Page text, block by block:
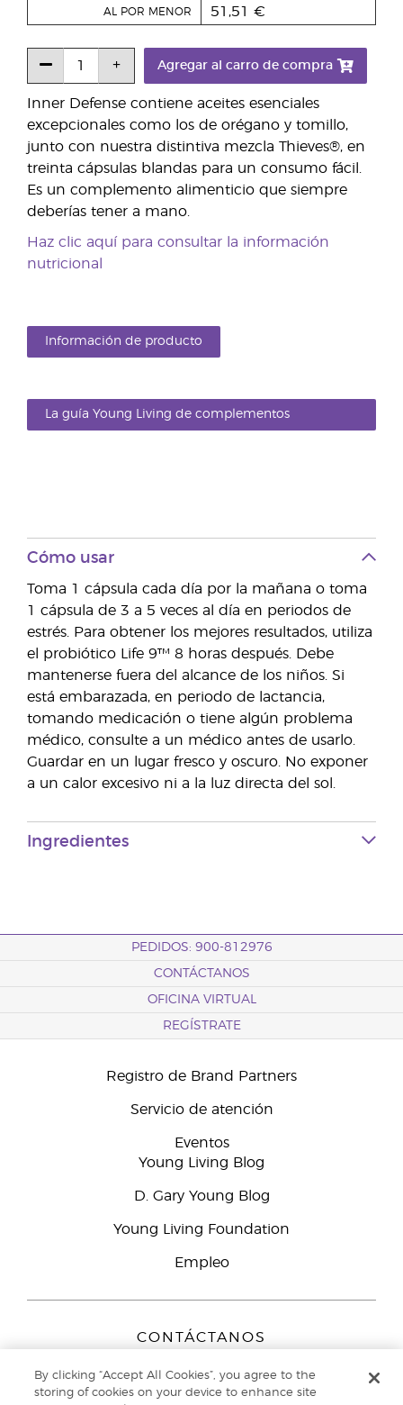
Inner Defense contiene aceites esenciales
excepcionales como los de orégano y tomillo,
junto con nuestra distintiva mezcla Thieves®, en
treinta cápsulas blandas para un consumo fácil.
Es un complemento alimenticio que siempre
deberías tener a mano.
Haz clic aquí para consultar la información
nutricional
Información de producto
La guía Young Living de complementos
AL POR MENOR 51,51 €
Agregar al carro de compra
Cómo usar
Toma 1 cápsula cada día por la mañana o toma
1 cápsula de 3 a 5 veces al día en periodos de
estrés. Para obtener los mejores resultados, utiliza
el probiótico Life 9™ 8 horas después. Debe
mantenerse fuera del alcance de los niños. Si
está embarazada, en periodo de lactancia,
tomando medicación o tiene algún problema
médico, consulte a un médico antes de usarlo.
Guardar en un lugar fresco y oscuro. No exponer
a un calor excesivo ni a la luz directa del sol.
Ingredientes
PEDIDOS: 900-812976
CONTÁCTANOS
OFICINA VIRTUAL
REGÍSTRATE
Registro de Brand Partners
Servicio de atención
Eventos
Young Living Blog
D. Gary Young Blog
Young Living Foundation
Empleo
CONTÁCTANOS
Peizerweg 97
9727 AJ Groningen
By clicking “Accept All Cookies”, you agree to the
storing of cookies on your device to enhance site